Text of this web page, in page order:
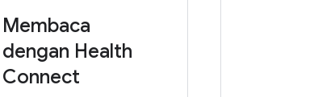
Membaca
dengan Health
Connect